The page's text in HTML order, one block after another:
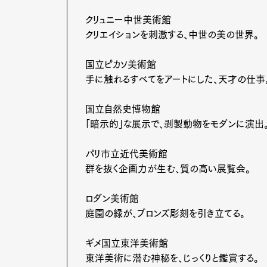
クリュニー中世美術館
クリエイションを刺激する、中世の美の世界。
国立ピカソ美術館
手に触れるすべてをアートにした、天才の仕事
国立自然史博物館
「暗示的」な展示で、剥製動物をモダンに演出。
パリ市立近代美術館
群を抜く企画力が生む、質の高い展覧会。
ロダン美術館
庭園の緑が、ブロンズ彫刻を引き立てる。
ギメ国立東洋美術館
東洋美術に潜む神秘を、じっくりと鑑賞する。